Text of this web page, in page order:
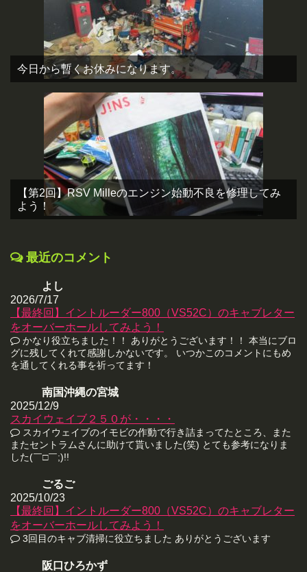
今日から暫くお休みになります。
【第2回】RSV Milleのエンジン始動不良を修理してみ
よう！
最近のコメント
よし
2026/7/17
【最終回】イントルーダー800（VS52C）のキャブレター
をオーバーホールしてみよう！
かなり役立ちました！！ ありがとうございます！！ 本当にブロ
グに残してくれて感謝しかないです。 いつかこのコメントにもめ
を通してくれる事を祈ってます！
南国沖縄の宮城
2025/12/9
スカイウェイブ２５０が・・・・
スカイウェイブのイモビの作動で行き詰まってたところ、また
またセントラムさんに助けて貰いました(笑) とても参考になりま
した(￣□￣;)!!
ごるご
2025/10/23
【最終回】イントルーダー800（VS52C）のキャブレター
をオーバーホールしてみよう！
3回目のキャブ清掃に役立ちました ありがとうございます
阪口ひろかず